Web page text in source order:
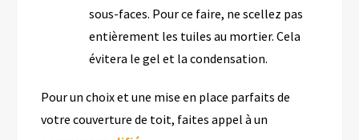
sous-faces. Pour ce faire, ne scellez pas
entièrement les tuiles au mortier. Cela
évitera le gel et la condensation.
Pour un choix et une mise en place parfaits de
votre couverture de toit, faites appel à un